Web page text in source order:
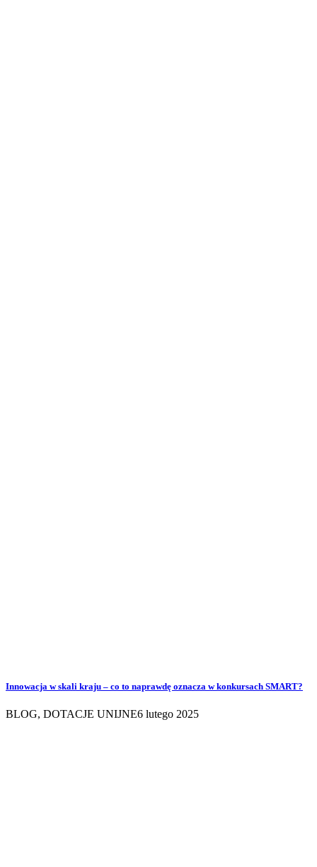
Innowacja w skali kraju – co to naprawdę oznacza w konkursach SMART?
BLOG, DOTACJE UNIJNE6 lutego 2025